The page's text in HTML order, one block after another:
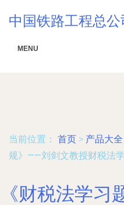
中国铁路工程总
MENU
当前位置： 首页 > 产品大全
规》——刘剑文教授财税法
《财税法学习